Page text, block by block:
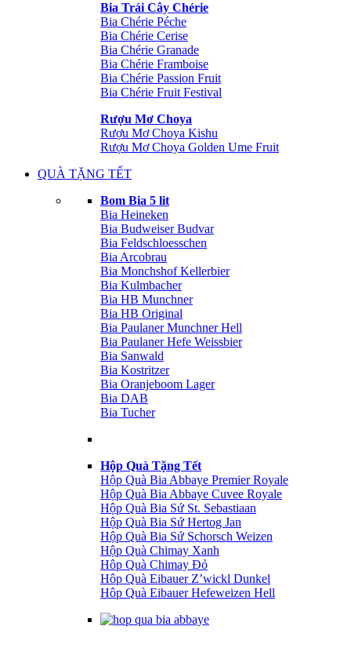
Bia Trái Cây Chérie
Bia Chérie Péche
Bia Chérie Cerise
Bia Chérie Granade
Bia Chérie Framboise
Bia Chérie Passion Fruit
Bia Chérie Fruit Festival
Rượu Mơ Choya
Rượu Mơ Choya Kishu
Rượu Mơ Choya Golden Ume Fruit
QUÀ TẶNG TẾT
Bom Bia 5 lit
Bia Heineken
Bia Budweiser Budvar
Bia Feldschloesschen
Bia Arcobrau
Bia Monchshof Kellerbier
Bia Kulmbacher
Bia HB Munchner
Bia HB Original
Bia Paulaner Munchner Hell
Bia Paulaner Hefe Weissbier
Bia Sanwald
Bia Kostritzer
Bia Oranjeboom Lager
Bia DAB
Bia Tucher
Hộp Quà Tặng Tết
Hộp Quà Bia Abbaye Premier Royale
Hộp Quà Bia Abbaye Cuvee Royale
Hộp Quà Bia Sứ St. Sebastiaan
Hộp Quà Bia Sứ Hertog Jan
Hộp Quà Bia Sứ Schorsch Weizen
Hộp Quà Chimay Xanh
Hôp Quà Chimay Đỏ
Hôp Quà Eibauer Z’wickl Dunkel
Hôp Quà Eibauer Hefeweizen Hell